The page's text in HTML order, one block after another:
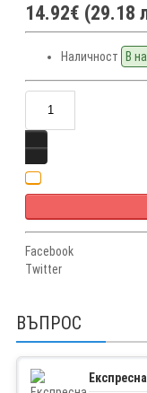
14.92€ (29.18
Наличност В
Facebook
Twitter
ВЪПРОС